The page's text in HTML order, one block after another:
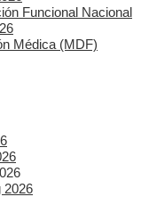
Funcional Nacional
Médica (MDF)
2026